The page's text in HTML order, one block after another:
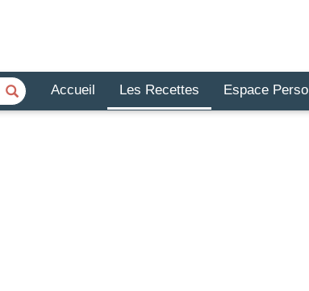
Accueil Les Recettes Espace Perso